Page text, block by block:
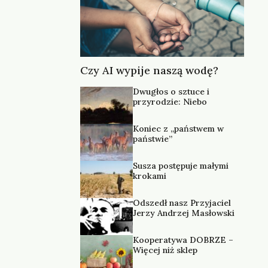
Czy AI wypije naszą wodę?
Dwugłos o sztuce i
przyrodzie: Niebo
Koniec z „państwem w
państwie”
Susza postępuje małymi
krokami
Odszedł nasz Przyjaciel
Jerzy Andrzej Masłowski
Kooperatywa DOBRZE –
Więcej niż sklep